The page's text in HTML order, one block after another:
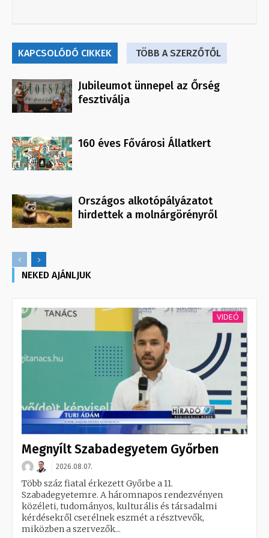
KAPCSOLÓDÓ CIKKEK TÖBB A SZERZŐTŐL
Jubileumot ünnepel az Őrség
fesztiválja
160 éves Fővárosi Állatkert
Országos alkotópályázatot
hirdettek a molnárgörényről
NEKED AJÁNLJUK
VIDEÓ
Megnyílt Szabadegyetem Győrben
2026.08.07.
Több száz fiatal érkezett Győrbe a 11.
Szabadegyetemre. A háromnapos rendezvényen
közéleti, tudományos, kulturális és társadalmi
kérdésekről cserélnek eszmét a résztvevők,
miközben a szervezők...